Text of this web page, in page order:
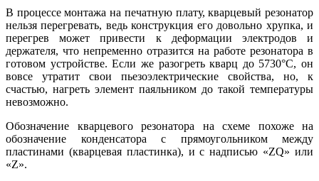
В процессе монтажа на печатную плату, кварцевый резонатор
нельзя перегревать, ведь конструкция его довольно хрупка, и
перегрев может привести к деформации электродов и
держателя, что непременно отразится на работе резонатора в
готовом устройстве. Если же разогреть кварц до 5730°C, он
вовсе утратит свои пьезоэлектрические свойства, но, к
счастью, нагреть элемент паяльником до такой температуры
невозможно.
Обозначение кварцевого резонатора на схеме похоже на
обозначение конденсатора с прямоугольником между
пластинами (кварцевая пластинка), и с надписью «ZQ» или
«Z».